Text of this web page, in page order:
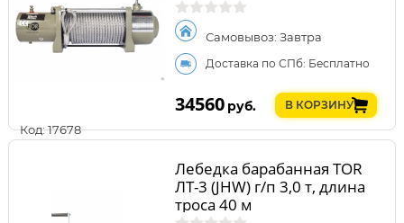
Код: 17678
Самовывоз: Завтра
Доставка по СПб: Бесплатно
34560 руб. В КОРЗИНУ
Лебедка барабанная TOR
ЛТ-3 (JHW) г/п 3,0 т, длина
троса 40 м